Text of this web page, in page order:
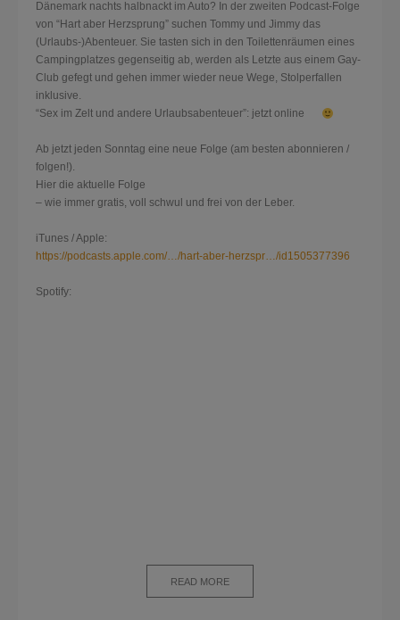
Dänemark nachts halbnackt im Auto? In der zweiten Podcast-Folge
von “Hart aber Herzsprung” suchen Tommy und Jimmy das
(Urlaubs-)Abenteuer. Sie tasten sich in den Toilettenräumen eines
Campingplatzes gegenseitig ab, werden als Letzte aus einem Gay-
Club gefegt und gehen immer wieder neue Wege, Stolperfallen
inklusive.
“Sex im Zelt und andere Urlaubsabenteuer”: jetzt online
Ab jetzt jeden Sonntag eine neue Folge (am besten abonnieren /
folgen!).
Hier die aktuelle Folge
– wie immer gratis, voll schwul und frei von der Leber.
iTunes / Apple:
https://podcasts.apple.com/…/hart-aber-herzspr…/id1505377396
Spotify:
READ MORE